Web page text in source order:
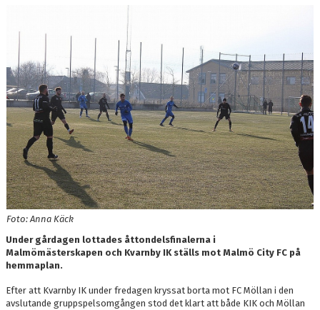
BILDGALLERI
DOKUMENT
KONTAKT
Foto: Anna Käck
Under gårdagen lottades åttondelsfinalerna i
Malmömästerskapen och Kvarnby IK ställs mot Malmö City FC på
hemmaplan.
Efter att Kvarnby IK under fredagen kryssat borta mot FC Möllan i den
avslutande gruppspelsomgången stod det klart att både KIK och Möllan